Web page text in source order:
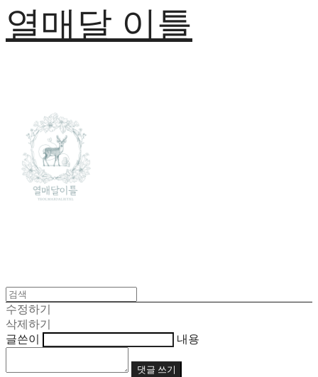
열매달 이틀
수정하기
삭제하기
글쓴이
내용
댓글 쓰기